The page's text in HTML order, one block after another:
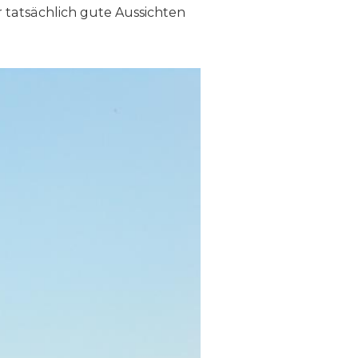
tatsächlich gute Aussichten